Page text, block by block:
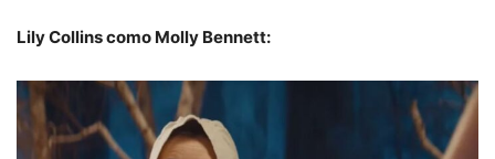
Lily Collins como Molly Bennett: